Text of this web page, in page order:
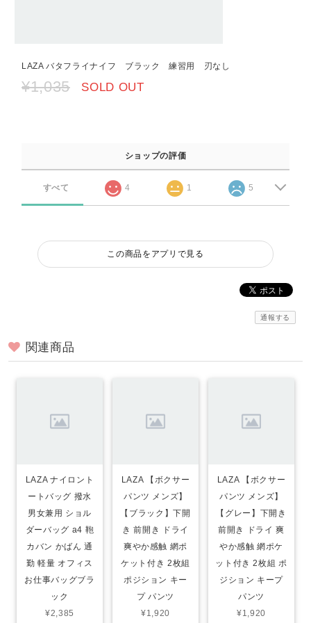
LAZA バタフライナイフ ブラック 練習用 刃なし
¥1,035 SOLD OUT
ショップの評価
すべて 4 1 5
この商品をアプリで見る
通報する
関連商品
LAZA ナイロント
ートバッグ 撥水
男女兼用 ショル
ダーバッグ a4 鞄
カバン かばん 通
勤 軽量 オフィス
お仕事バッグブラ
ック
¥2,385
LAZA 【ボクサー
パンツ メンズ】
【ブラック】下開
き 前開き ドライ
爽やか感触 網ポ
ケット付き 2枚組
ポジション キー
プ パンツ
¥1,920
LAZA 【ボクサー
パンツ メンズ】
【グレー】下開き
前開き ドライ 爽
やか感触 網ポケ
ット付き 2枚組 ポ
ジション キープ
パンツ
¥1,920